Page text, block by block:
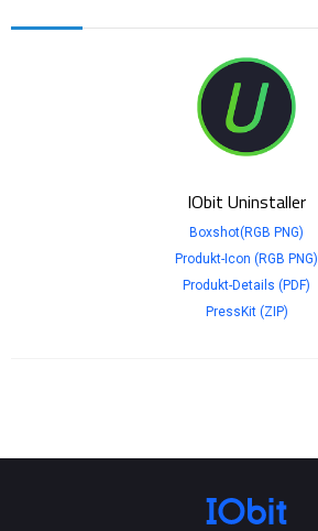
IObit Uninstaller
Boxshot(RGB PNG)
Produkt-Icon (RGB PNG)
Produkt-Details (PDF)
PressKit (ZIP)